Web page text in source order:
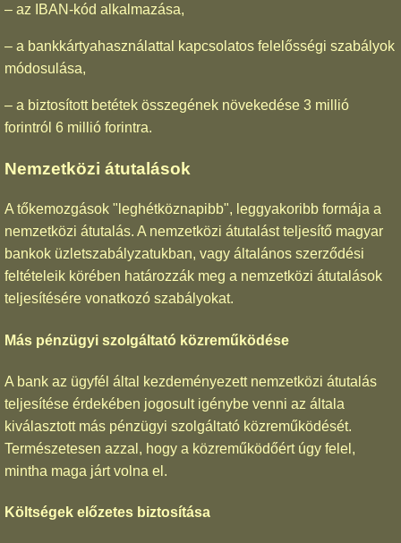
– az IBAN-kód alkalmazása,
– a bankkártyahasználattal kapcsolatos felelősségi szabályok
módosulása,
– a biztosított betétek összegének növekedése 3 millió
forintról 6 millió forintra.
Nemzetközi átutalások
A tőkemozgások "leghétköznapibb", leggyakoribb formája a
nemzetközi átutalás. A nemzetközi átutalást teljesítő magyar
bankok üzletszabályzatukban, vagy általános szerződési
feltételeik körében határozzák meg a nemzetközi átutalások
teljesítésére vonatkozó szabályokat.
Más pénzügyi szolgáltató közreműködése
A bank az ügyfél által kezdeményezett nemzetközi átutalás
teljesítése érdekében jogosult igénybe venni az általa
kiválasztott más pénzügyi szolgáltató közreműködését.
Természetesen azzal, hogy a közreműködőért úgy felel,
mintha maga járt volna el.
Költségek előzetes biztosítása